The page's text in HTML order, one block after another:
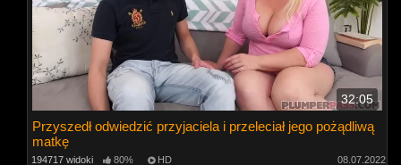
32:05
Przyszedł odwiedzić przyjaciela i przeleciał jego pożądliwą
matkę
194717 widoki 80% HD 08.07.2022